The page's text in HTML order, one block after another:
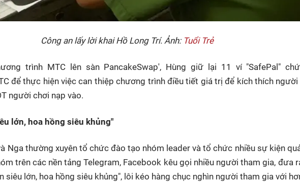
Công an lấy lời khai Hồ Long Trí. Ảnh: Tuổi Trẻ
trình MTC lên sàn PancakeSwap', Hùng giữ lại 11 ví "SafePal"
để thực hiện việc can thiệp chương trình điều tiết giá trị để kích thích
người chơi nạp vào.
lớn, hoa hồng siêu khủng"
Nga thường xuyên tổ chức đào tạo nhóm leader và tổ chức nhiều sự kiện
trên các nền tảng Telegram, Facebook kêu gọi nhiều người tham gia, đưa
siêu lớn, hoa hồng siêu khủng", lôi kéo hàng chục nghìn người tham gia với